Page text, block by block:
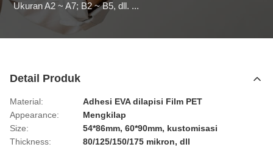
Ukuran A2 ~ A7; B2 ~ B5, dll. ...
Detail Produk
Material:
Adhesi EVA dilapisi Film PET
Appearance:
Mengkilap
Size:
54*86mm, 60*90mm, kustomisasi
Thickness:
80/125/150/175 mikron, dll